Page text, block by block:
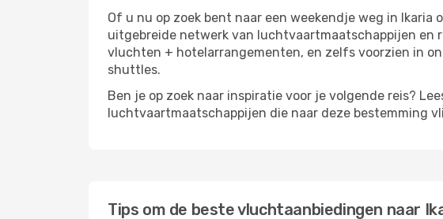
Of u nu op zoek bent naar een weekendje weg in
uitgebreide netwerk van luchtvaartmaatschappijen en
vluchten + hotelarrangementen, en zelfs voorzien in
shuttles.
Ben je op zoek naar inspiratie voor je volgende reis?
luchtvaartmaatschappijen die naar deze bestemming
Tips om de beste vluchtaanbiedingen naar